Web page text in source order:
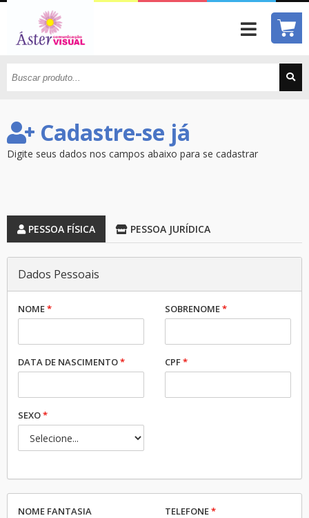
Cadastre-se já
Digite seus dados nos campos abaixo para se cadastrar
PESSOA FÍSICA PESSOA JURÍDICA
Dados Pessoais
NOME* SOBRENOME*
DATA DE NASCIMENTO* CPF*
SEXO*
NOME FANTASIA TELEFONE*